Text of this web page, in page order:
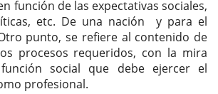
función de las expectativas sociales,
etc. De una nación y para el
punto, se refiere al contenido de
procesos requeridos, con la mira
social que debe ejercer el
profesional.